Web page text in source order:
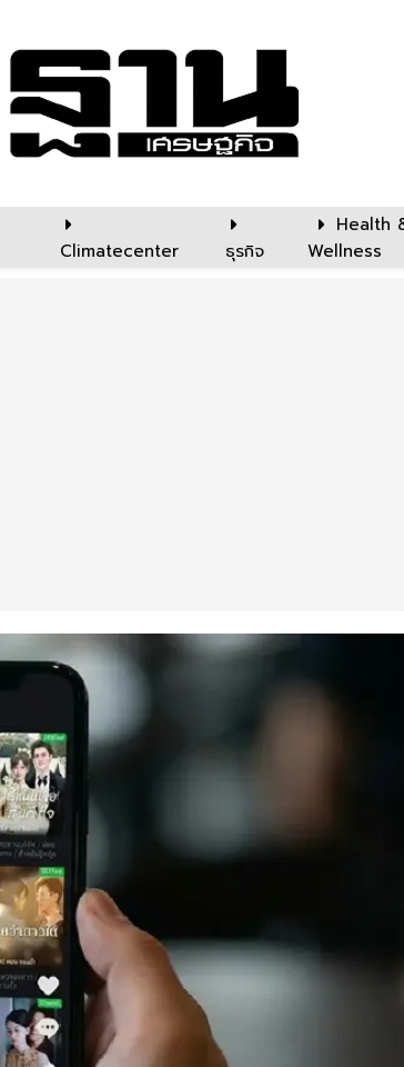
Climatecenter ธุรกิจ
Health
Wellness